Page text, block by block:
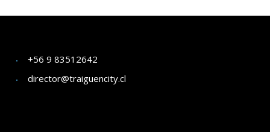
+56 9 83512642
director@traiguencity.cl